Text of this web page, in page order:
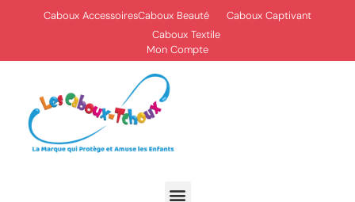
Caboux AccessoiresCaboux Beauté
Caboux Captivant
Caboux Textile
Mon Compte